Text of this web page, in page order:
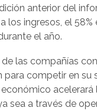
anterior del
los ingresos, el 58%
el año.
las compañías
para competir en su
acelerará
sea a través de